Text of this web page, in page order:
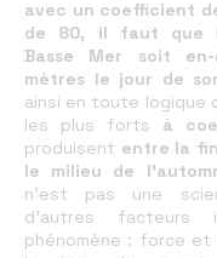
avec un coefficient
de 80, il faut que
Basse Mer soit
mètres le jour de
ainsi en toute logique
les plus forts à
produisent entre la
le milieu de
n'est pas une
d'autres facteurs
phénomène : force